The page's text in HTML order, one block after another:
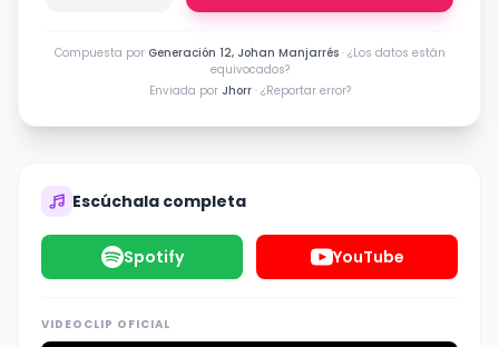
Compuesta por Generación 12, Johan Manjarrés· ¿Los datos están
equivocados?
Enviada por Jhorr · ¿Reportar error?
Escúchala completa
Spotify YouTube
VIDEOCLIP OFICIAL